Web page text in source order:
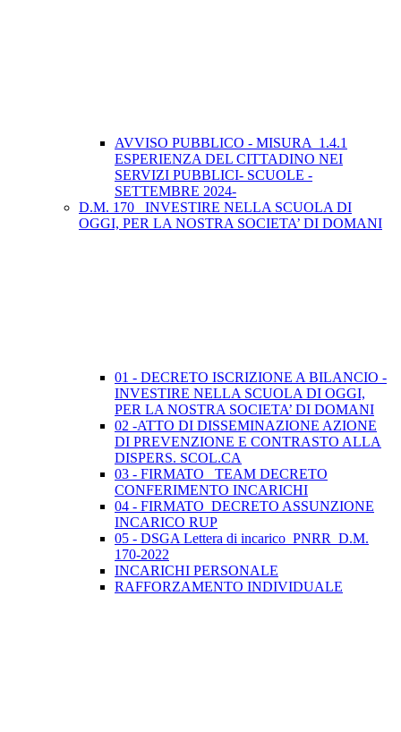
AVVISO PUBBLICO - MISURA 1.4.1
ESPERIENZA DEL CITTADINO NEI
SERVIZI PUBBLICI- SCUOLE -
SETTEMBRE 2024-
D.M. 170_ INVESTIRE NELLA SCUOLA DI
OGGI, PER LA NOSTRA SOCIETA’ DI DOMANI
01 - DECRETO ISCRIZIONE A BILANCIO -
INVESTIRE NELLA SCUOLA DI OGGI,
PER LA NOSTRA SOCIETA’ DI DOMANI
02 -ATTO DI DISSEMINAZIONE AZIONE
DI PREVENZIONE E CONTRASTO ALLA
DISPERS. SCOL.CA
03 - FIRMATO_ TEAM DECRETO
CONFERIMENTO INCARICHI
04 - FIRMATO_DECRETO ASSUNZIONE
INCARICO RUP
05 - DSGA Lettera di incarico_PNRR_D.M.
170-2022
INCARICHI PERSONALE
RAFFORZAMENTO INDIVIDUALE